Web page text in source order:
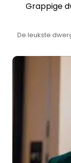
Grappige
De leukste